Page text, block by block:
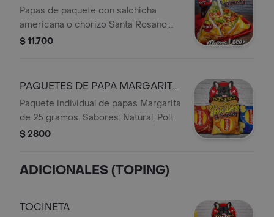
Papas de paquete con salchicha
americana o chorizo Santa Rosano,
acompañadas de maíz, lechuga,
$ 11.700
PAQUETES DE PAPA MARGARITA
25 GR
Paquete individual de papas Margarita
de 25 gramos. Sabores: Natural, Pollo,
BBQ.
$ 2800
ADICIONALES (TOPING)
TOCINETA